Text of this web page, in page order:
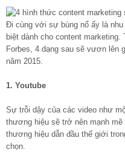
Đi cùng với sự bùng nổ ấy là
biệt dành cho content
Forbes, 4 dạng sau sẽ vươn lên
năm 2015.
1. Youtube
Sự trỗi dậy của các video như
thương hiệu sẽ trở nên mạnh
thương hiệu dẫn đầu thế giới
chọn.